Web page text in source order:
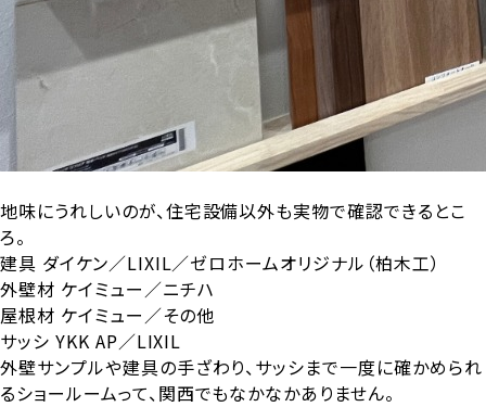
地味にうれしいのが、住宅設備以外も実物で確認できるとこ
ろ。
建具 ダイケン／LIXIL／ゼロホームオリジナル（柏木工）
外壁材 ケイミュー／ニチハ
屋根材 ケイミュー／その他
サッシ YKK AP／LIXIL
外壁サンプルや建具の手ざわり、サッシまで一度に確かめられ
るショールームって、関西でもなかなかありません。